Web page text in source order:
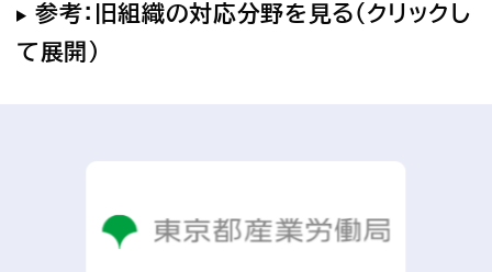
参考：旧組織の対応分野を見る（クリックし
て展開）